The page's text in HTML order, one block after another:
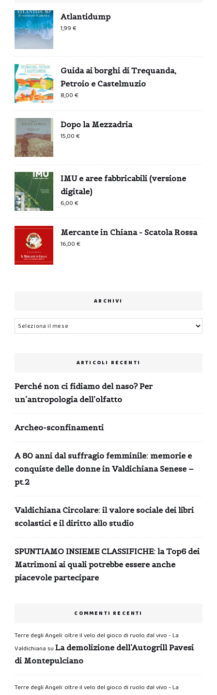
Atlantidump
1,99€
Guida ai borghi di Trequanda,
Petroio e Castelmuzio
8,00€
Dopo la Mezzadria
15,00€
IMU e aree fabbricabili (versione
digitale)
6,00€
Mercante in Chiana - Scatola Rossa
16,00€
ARCHIVI
Archivi
ARTICOLI RECENTI
Perché non ci fidiamo del naso? Per
un’antropologia dell’olfatto
Archeo-sconfinamenti
A 80 anni dal suffragio femminile: memorie e
conquiste delle donne in Valdichiana Senese –
pt.2
Valdichiana Circolare: il valore sociale dei libri
scolastici e il diritto allo studio
SPUNTIAMO INSIEME CLASSIFICHE: la Top6 dei
Matrimoni ai quali potrebbe essere anche
piacevole partecipare
COMMENTI RECENTI
Terre degli Angeli: oltre il velo del gioco di ruolo dal vivo - La
Valdichiana su La demolizione dell’Autogrill Pavesi
di Montepulciano
Terre degli Angeli: oltre il velo del gioco di ruolo dal vivo - La